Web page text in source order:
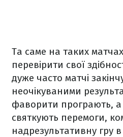
Та саме на таких
перевірити свої
дуже часто матчі
неочікуваними
фаворити програють,
святкують перемоги,
надрезультативну гру